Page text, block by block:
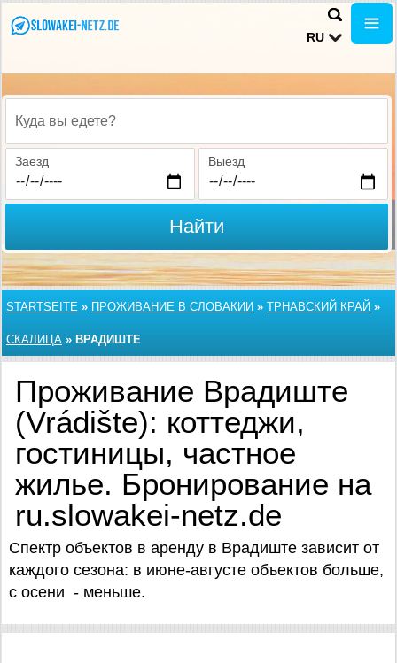
RU
Куда вы едете?
Заезд Выезд
Найти
STARTSEITE » ПРОЖИВАНИЕ В СЛОВАКИИ » ТРНАВСКИЙ КРАЙ »
СКАЛИЦА » ВРАДИШТЕ
Проживание Врадиште
(Vrádište): коттеджи,
гостиницы, частное
жилье. Бронирование на
ru.slowakei-netz.de
Спектр объектов в аренду в Врадиште зависит от
каждого сезона: в июне-августе объектов больше,
с осени - меньше.